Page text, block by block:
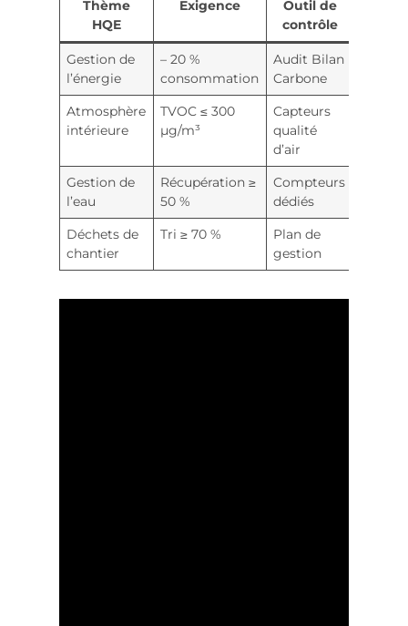
Thème
HQE
Exigence
Outil de
contrôle
Gestion de
l’énergie
– 20 %
consommation
Audit Bilan
Carbone
Atmosphère
intérieure
TVOC ≤ 300
µg/m³
Capteurs
qualité
d’air
Gestion de
l’eau
Récupération ≥
50 %
Compteurs
dédiés
Déchets de
chantier
Tri ≥ 70 %
Plan de
gestion